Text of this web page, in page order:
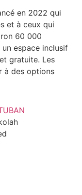
en 2022 qui
et à ceux qui
60 000
espace inclusif
gratuite. Les
à des options